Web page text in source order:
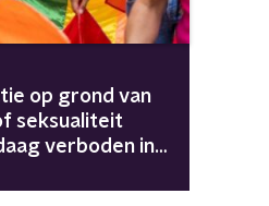
op grond van
seksualiteit
verboden in